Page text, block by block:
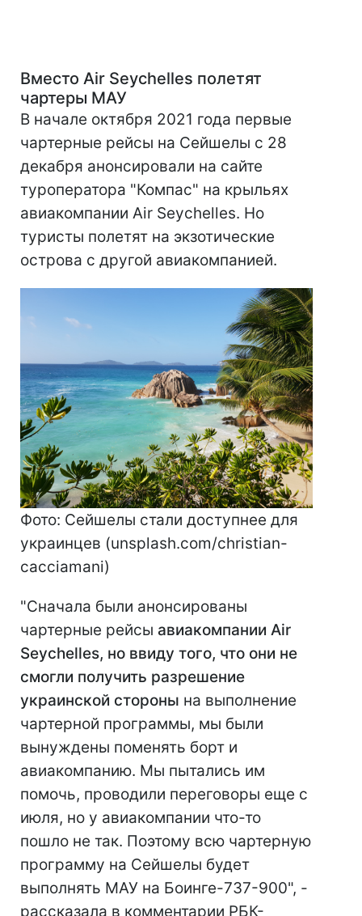
Вместо Air Seychelles полетят
чартеры МАУ
В начале октября 2021 года первые
чартерные рейсы на Сейшелы с 28
декабря анонсировали на сайте
туроператора "Компас" на крыльях
авиакомпании Air Seychelles. Но
туристы полетят на экзотические
острова с другой авиакомпанией.
Фото: Сейшелы стали доступнее для
украинцев (unsplash.com/christian-
cacciamani)
"Сначала были анонсированы
чартерные рейсы авиакомпании Air
Seychelles, но ввиду того, что они не
смогли получить разрешение
украинской стороны на выполнение
чартерной программы, мы были
вынуждены поменять борт и
авиакомпанию. Мы пытались им
помочь, проводили переговоры еще с
июля, но у авиакомпании что-то
пошло не так. Поэтому всю чартерную
программу на Сейшелы будет
выполнять МАУ на Боинге-737-900", -
рассказала в комментарии РБК-